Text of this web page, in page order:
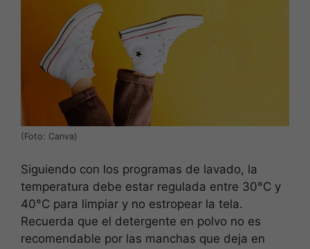
(Foto: Canva)
Siguiendo con los programas de lavado, la
temperatura debe estar regulada entre 30°C y
40°C para limpiar y no estropear la tela.
Recuerda que el detergente en polvo no es
recomendable por las manchas que deja en